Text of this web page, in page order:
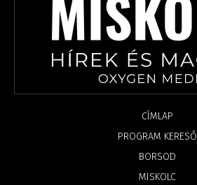
CÍMLAP
PROGRAM KERESŐ
BORSOD
MISKOLC